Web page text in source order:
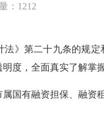
：1212
第二十九条的规定
度，全面真实了解掌
有融资担保、融资